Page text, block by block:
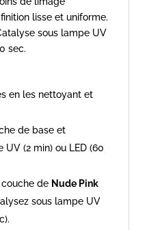
lisse et uniforme.
sous lampe UV
sec.
en les nettoyant et
de base et
(2 min) ou LED (60
de Nude Pink
sous lampe UV